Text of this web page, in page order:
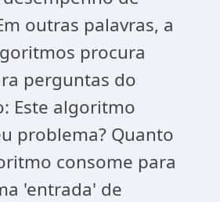
outras palavras, a
procura
perguntas do
Este algoritmo
problema? Quanto
consome para
'entrada' de